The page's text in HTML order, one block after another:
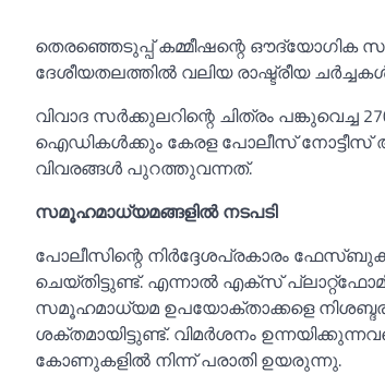
തെരഞ്ഞെടുപ്പ് കമ്മീഷന്റെ ഔദ്യോഗിക
ദേശീയതലത്തില്‍ വലിയ രാഷ്ട്രീയ
വിവാദ സർക്കുലറിന്റെ ചിത്രം
ഐഡികള്‍ക്കും കേരള പോലീസ് നോട്ടീസ്
വിവരങ്ങള്‍ പുറത്തുവന്നത്.
സമൂഹമാധ്യമങ്ങളില്‍ നടപടി
പോലീസിന്റെ നിർദ്ദേശപ്രകാരം
ചെയ്തിട്ടുണ്ട്. എന്നാല്‍ എക്സ്
സമൂഹമാധ്യമ ഉപയോക്താക്കളെ
ശക്തമായിട്ടുണ്ട്. വിമർശനം
കോണുകളില്‍ നിന്ന് പരാതി ഉയരുന്നു.